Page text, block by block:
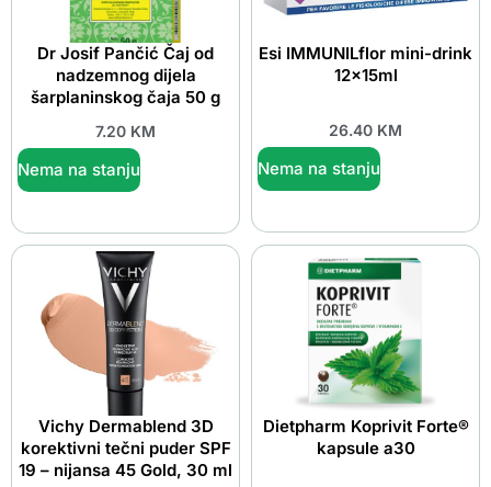
Dr Josif Pančić Čaj od
nadzemnog dijela
šarplaninskog čaja 50 g
7.20 KM
Nema na stanju
Esi IMMUNILflor mini-drink
12x15ml
26.40 KM
Nema na stanju
Vichy Dermablend 3D
korektivni tečni puder SPF
19 – nijansa 45 Gold, 30 ml
Dietpharm Koprivit Forte®
kapsule a30